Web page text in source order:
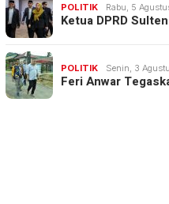
POLITIK Rabu, 5
Ketua DPRD
POLITIK Senin, 3
Feri Anwar